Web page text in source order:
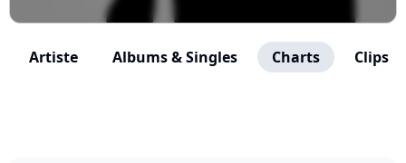
Artiste Albums & Singles Charts Clips